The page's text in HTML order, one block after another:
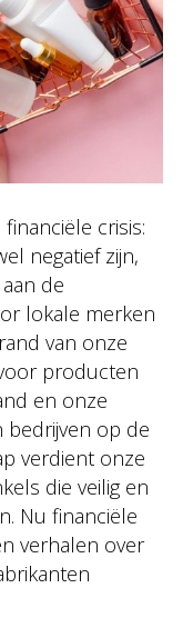
crisis:
negatief zijn,
de
lokale merken
van onze
producten
en onze
bedrijven op de
verdient onze
die veilig en
Nu financiële
verhalen over